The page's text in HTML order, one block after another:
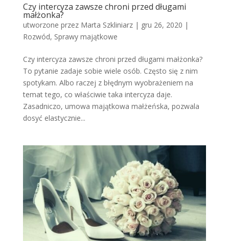
Czy intercyza zawsze chroni przed długami
małżonka?
utworzone przez Marta Szkliniarz| gru 26, 2020 |
Rozwód, Sprawy majątkowe
Czy intercyza zawsze chroni przed długami małżonka?
To pytanie zadaje sobie wiele osób. Często się z nim
spotykam. Albo raczej z błędnym wyobrażeniem na
temat tego, co właściwie taka intercyza daje.
Zasadniczo, umowa majątkowa małżeńska, pozwala
dosyć elastycznie...